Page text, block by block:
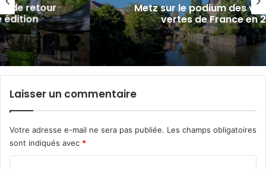
Metz sur le podium des villes les
vertes de France en 2026
Laisser un commentaire
Votre adresse e-mail ne sera pas publiée. Les champs obligatoires
sont indiqués avec *